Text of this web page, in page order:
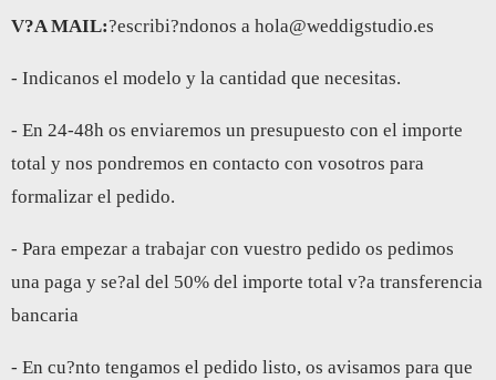
V?A MAIL:?escribi?ndonos a hola@weddigstudio.es
- Indicanos el modelo y la cantidad que necesitas.
- En 24-48h os enviaremos un presupuesto con el importe
total y nos pondremos en contacto con vosotros para
formalizar el pedido.
- Para empezar a trabajar con vuestro pedido os pedimos
una paga y se?al del 50% del importe total v?a transferencia
bancaria
- En cu?nto tengamos el pedido listo, os avisamos para que